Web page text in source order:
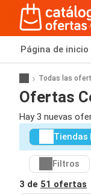
Página de inicio
Todas las
Ofertas
Hay 3 nuevas
Tiendas
Filtros
3 de 51 ofertas